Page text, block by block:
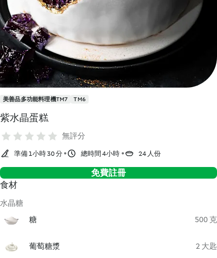
美善品多功能料理機TM7 TM6
紫水晶蛋糕
無評分
準備 1小時 30 分 總時間 4小時 24 人份
免費註冊
食材
水晶糖
糖
500 克
葡萄糖漿 2 大匙